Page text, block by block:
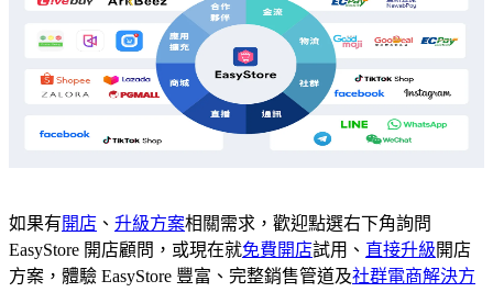
如果有開店 、 升級方案相關需求，歡迎點選右下角詢問
EasyStore 開店顧問，或現在就免費開店試用、 直接升級開店
方案，體驗 EasyStore 豐富、完整銷售管道及社群電商解決方